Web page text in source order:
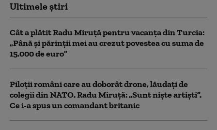
Ultimele știri
Cât a plătit Radu Miruță pentru vacanța din Turcia:
„Până și părinții mei au crezut povestea cu suma de
15.000 de euro”
Piloții români care au doborât drone, lăudați de
colegii din NATO. Radu Miruță: „Sunt niște artiști”.
Ce i-a spus un comandant britanic